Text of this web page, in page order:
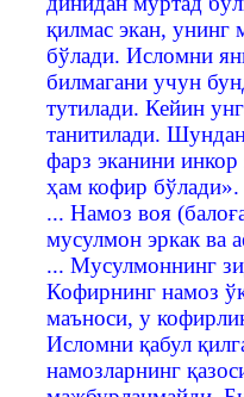
қилмас экан, унинг
бўлади. Исломни
билмагани учун
тутилади. Кейин
танитилади.
фарз эканини
ҳам кофир бўлади».
... Намоз воя
мусулмон эркак ва
... Мусулмоннинг
Кофирнинг намоз
маъноси, у
Исломни қабул
намозларнинг